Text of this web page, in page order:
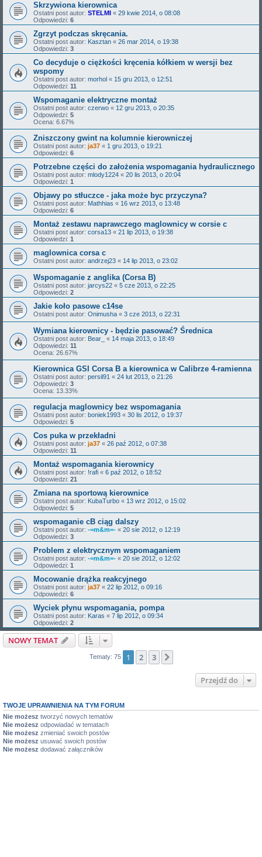
Skrzywiona kierownica
Ostatni post autor: STELMI « 29 kwie 2014, o 08:08
Odpowiedzi: 6
Zgrzyt podczas skręcania.
Ostatni post autor: Kasztan « 26 mar 2014, o 19:38
Odpowiedzi: 3
Co decyduje o ciężkości kręcenia kółkiem w wersji bez
wspomy
Ostatni post autor: morhol « 15 gru 2013, o 12:51
Odpowiedzi: 11
Wspomaganie elektryczne montaż
Ostatni post autor: czerwo « 12 gru 2013, o 20:35
Odpowiedzi: 5
Ocena: 6.67%
Zniszczony gwint na kolumnie kierowniczej
Ostatni post autor: ja37 « 1 gru 2013, o 19:21
Odpowiedzi: 6
Potrzebne części do założenia wspomagania hydraulicznego
Ostatni post autor: mlody1224 « 20 lis 2013, o 20:04
Odpowiedzi: 1
Objawy po stłuczce - jaka może byc przyczyna?
Ostatni post autor: Mathhias « 16 wrz 2013, o 13:48
Odpowiedzi: 6
Montaż zestawu naprawczego maglownicy w corsie c
Ostatni post autor: corsa13 « 21 lip 2013, o 19:38
Odpowiedzi: 1
maglownica corsa c
Ostatni post autor: andrzej23 « 14 lip 2013, o 23:02
Wspomaganie z anglika (Corsa B)
Ostatni post autor: jarcys22 « 5 cze 2013, o 22:25
Odpowiedzi: 2
Jakie koło pasowe c14se
Ostatni post autor: Onimusha « 3 cze 2013, o 22:31
Wymiana kierownicy - będzie pasować? Średnica
Ostatni post autor: Bear_ « 14 maja 2013, o 18:49
Odpowiedzi: 11
Ocena: 26.67%
Kierownica GSI Corsa B a kierownica w Calibrze 4-ramienna
Ostatni post autor: persil91 « 24 lut 2013, o 21:26
Odpowiedzi: 3
Ocena: 13.33%
regulacja maglownicy bez wspomagania
Ostatni post autor: boniek1993 « 30 lis 2012, o 19:37
Odpowiedzi: 5
Cos puka w przekładni
Ostatni post autor: ja37 « 26 paź 2012, o 07:38
Odpowiedzi: 11
Montaż wspomagania kierownicy
Ostatni post autor: !rafi « 6 paź 2012, o 18:52
Odpowiedzi: 21
Zmiana na sportową kierownice
Ostatni post autor: KubaTurbo « 13 wrz 2012, o 15:02
Odpowiedzi: 5
wspomaganie cB ciąg dalszy
Ostatni post autor: -=m&m=- « 20 sie 2012, o 12:19
Odpowiedzi: 3
Problem z elektrycznym wspomaganiem
Ostatni post autor: -=m&m=- « 20 sie 2012, o 12:02
Odpowiedzi: 1
Mocowanie drążka reakcyjnego
Ostatni post autor: ja37 « 22 lip 2012, o 09:16
Odpowiedzi: 6
Wyciek płynu wspomagania, pompa
Ostatni post autor: Karas « 7 lip 2012, o 09:34
Odpowiedzi: 2
NOWY TEMAT
Tematy: 75 1 2 3
Przejdź do
TWOJE UPRAWNIENIA NA TYM FORUM
Nie możesz tworzyć nowych tematów
Nie możesz odpowiadać w tematach
Nie możesz zmieniać swoich postów
Nie możesz usuwać swoich postów
Nie możesz dodawać załączników